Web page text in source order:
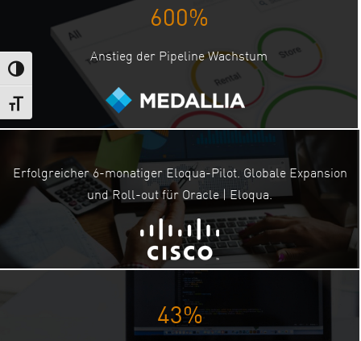
Umschalten auf hohe Kontraste
Schrift vergrößern
600%
Anstieg der Pipeline Wachstum
Erfolgreicher 6-monatiger Eloqua-Pilot. Globale Expansion
und Roll-out für Oracle | Eloqua.
43%